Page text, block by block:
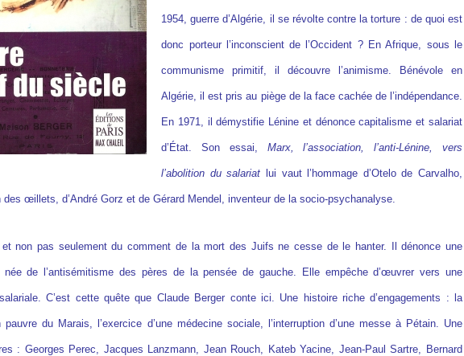
1954, guerre d’Algérie, il se révolte contre la torture : de quoi est
donc porteur l’inconscient de l’Occident ? En Afrique, sous le
communisme primitif, il découvre l’animisme. Bénévole en
Algérie, il est pris au piège de la face cachée de l’indépendance.
En 1971, il démystifie Lénine et dénonce capitalisme et salariat
d’État. Son essai, Marx, l’association, l’anti-Lénine, vers
l’abolition du salariat lui vaut l’hommage d’Otelo de Carvalho,
des œillets, d’André Gorz et de Gérard Mendel, inventeur de la socio-psychanalyse.
et non pas seulement du comment de la mort des Juifs ne cesse de le hanter. Il dénonce une
née de l’antisémitisme des pères de la pensée de gauche. Elle empêche d’œuvrer vers une
C’est cette quête que Claude Berger conte ici. Une histoire riche d’engagements : la
du Marais, l’exercice d’une médecine sociale, l’interruption d’une messe à Pétain. Une
: Georges Perec, Jacques Lanzmann, Jean Rouch, Kateb Yacine, Jean-Paul Sartre, Bernard